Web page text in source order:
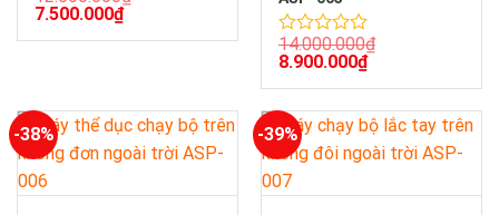
xếp
7.500.000₫
Được
xếp
5
sao
14.000.000₫
8.900.000₫
-38% -39%